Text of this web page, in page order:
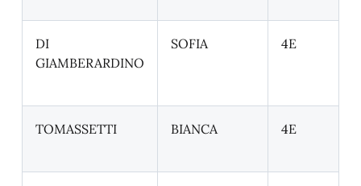
DI
GIAMBERARDINO
SOFIA 4E
TOMASSETTI BIANCA 4E